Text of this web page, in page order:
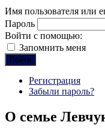
Имя пользователя или
Пароль
Войти с помощью:
Запомнить меня
Войти
Регистрация
Забыли пароль?
О семье